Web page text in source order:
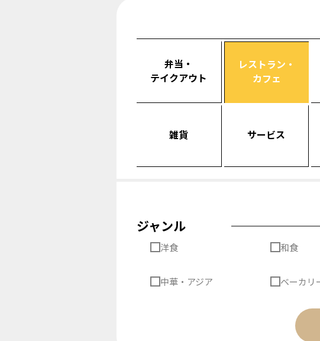
弁当・
テイクアウト
レストラン・
カフェ
雑貨 サービス
ジャンル
洋食 和食
中華・アジア ベーカリ